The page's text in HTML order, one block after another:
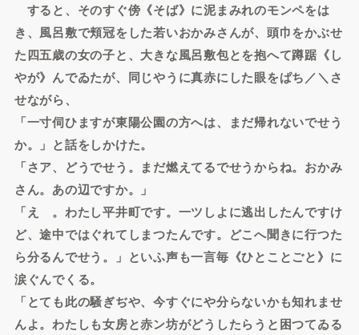
すると、そのすぐ傍《そば》に泥まみれのモンペをは
き、風呂敷で頬冠をした若いおかみさんが、頭巾をかぶせ
た四五歳の女の子と、大きな風呂敷包とを抱へて蹲踞《し
やが》んでゐたが、同じやうに真赤にした眼をぱち／＼さ
せながら、
「一寸伺ひますが東陽公園の方へは、まだ帰れないでせう
か。」と話をしかけた。
「さア、どうでせう。まだ燃えてるでせうからね。おかみ
さん。あの辺ですか。」
「えゝ。わたし平井町です。一ツしよに逃出したんですけ
ど、途中ではぐれてしまつたんです。どこへ聞きに行つた
ら分るんでせう。」といふ声も一言毎《ひとことごと》に
涙ぐんでくる。
「とても此の騒ぎぢや、今すぐにや分らないかも知れませ
んよ。わたしも女房と赤ン坊がどうしたらうと困つてゐる